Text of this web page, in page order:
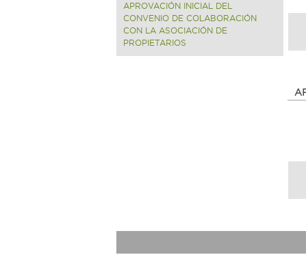
APROVACIÓN INICIAL DEL
CONVENIO DE COLABORACIÓN
CON LA ASOCIACIÓN DE
PROPIETARIOS